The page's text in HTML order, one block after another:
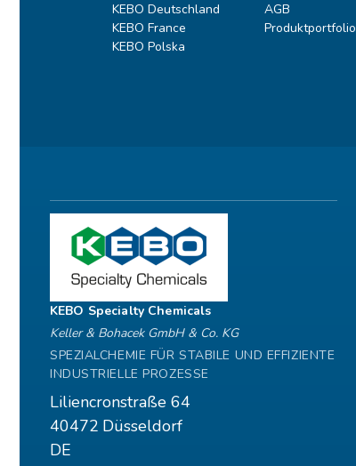
KEBO Deutschland
KEBO France
KEBO Polska
AGB
Produktportfolio
KEBO Specialty Chemicals
Keller & Bohacek GmbH & Co. KG
SPEZIALCHEMIE FÜR STABILE UND EFFIZIENTE
INDUSTRIELLE PROZESSE
Liliencronstraße 64
40472 Düsseldorf
DE